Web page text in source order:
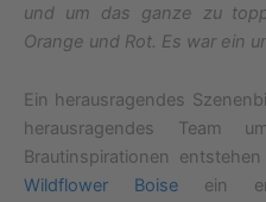
und um das ganze zu
Orange und Rot. Es war ein
Ein herausragendes
herausragendes Team
Brautinspirationen
Wildflower Boise ein